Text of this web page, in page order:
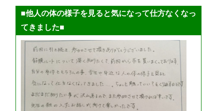
■他人の体の様子を見ると気になって仕方なくなっ
てきました■